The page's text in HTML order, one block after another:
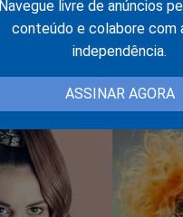
Navegue livre de anúncios
conteúdo e colabore com
independência.
ASSINAR AGORA